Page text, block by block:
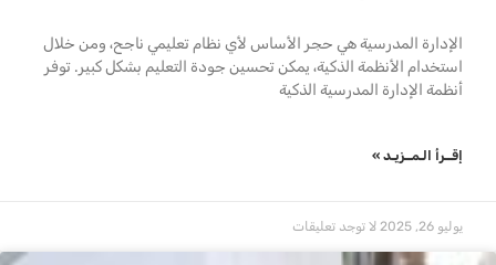
الإدارة المدرسية هي حجر الأساس لأي نظام تعليمي ناجح، ومن خلال
استخدام الأنظمة الذكية، يمكن تحسين جودة التعليم بشكل كبير. توفر
أنظمة الإدارة المدرسية الذكية
إقــرأ الـمــزيـد »
يوليو 26, 2025 لا توجد تعليقات